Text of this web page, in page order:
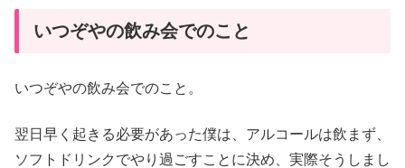
いつぞやの飲み会でのこと
いつぞやの飲み会でのこと。
翌日早く起きる必要があった僕は、アルコールは飲まず、
ソフトドリンクでやり過ごすことに決め、実際そうしまし